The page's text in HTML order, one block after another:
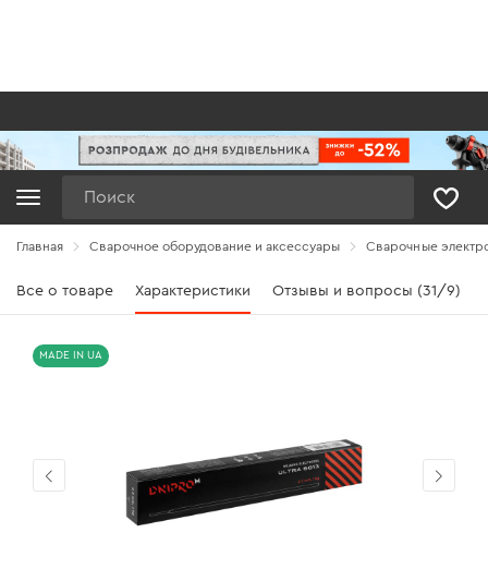
Главная Сварочное оборудование и аксессуары Сварочные
Все о товаре Характеристики Отзывы и вопросы (31/9)
MADE IN UA